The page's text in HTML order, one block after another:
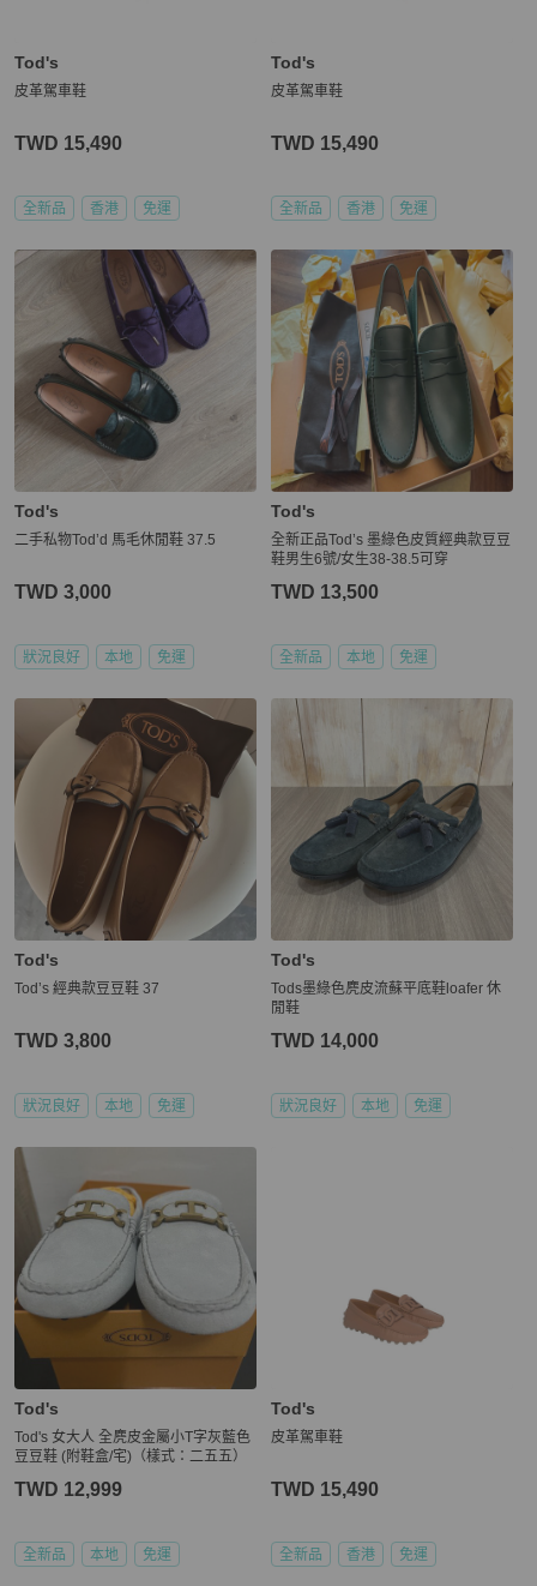
Tod's
皮革駕車鞋
TWD 15,490
全新品 香港 免運
Tod's
皮革駕車鞋
TWD 15,490
全新品 香港 免運
Tod's
二手私物Tod’d 馬毛休閒鞋 37.5
TWD 3,000
狀況良好 本地 免運
Tod's
全新正品Tod’s 墨綠色皮質經典款豆豆
鞋男生6號/女生38-38.5可穿
TWD 13,500
全新品 本地 免運
Tod's
Tod’s 經典款豆豆鞋 37
TWD 3,800
狀況良好 本地 免運
Tod's
Tods墨綠色麂皮流蘇平底鞋loafer 休
閒鞋
TWD 14,000
狀況良好 本地 免運
Tod's
Tod's 女大人 全麂皮金屬小T字灰藍色
豆豆鞋 (附鞋盒/宅)（樣式：二五五）
TWD 12,999
全新品 本地 免運
Tod's
皮革駕車鞋
TWD 15,490
全新品 香港 免運